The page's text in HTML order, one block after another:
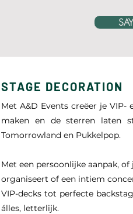
STAGE DECORATION
​Met A&D Events creëer je VIP-
maken en de sterren laten
Tomorrowland en Pukkelpop.
Met een persoonlijke aanpak,
organiseert of een intiem
VIP-decks tot perfecte
álles, letterlijk.